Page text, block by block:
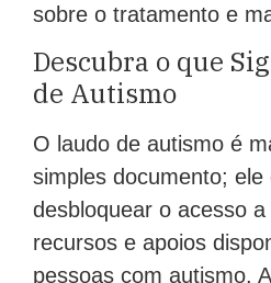
sobre o tratamento e
Descubra o que
de Autismo
O laudo de autismo é
simples documento;
desbloquear o acesso
recursos e apoios
pessoas com autismo.